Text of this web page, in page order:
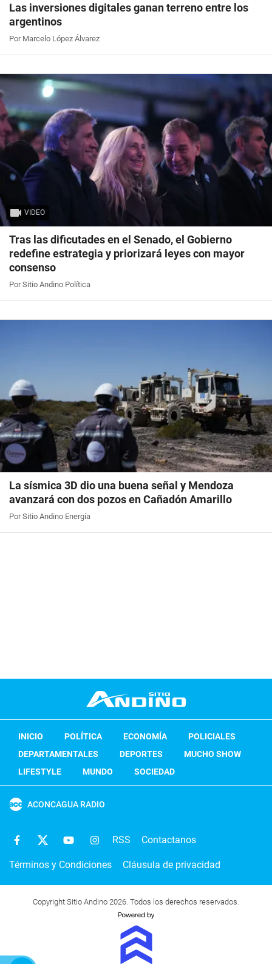
Las inversiones digitales ganan terreno entre los
argentinos
Por Marcelo López Álvarez
VIDEO
Tras las dificutades en el Senado, el Gobierno
redefine estrategia y priorizará leyes con mayor
consenso
Por Sitio Andino Política
La sísmica 3D dio una buena señal y Mendoza
avanzará con dos pozos en Cañadón Amarillo
Por Sitio Andino Energía
INICIO POLÍTICA ECONOMÍA
POLICIALES
DEPARTAMENTALES
DEPORTES
MUCHO SHOW
LIFESTYLE
MUNDO SOCIEDAD
ACONCAGUA RADIO
RSS Contactanos
Términos y Condiciones Cláusula de privacidad
Copyright Sitio Andino 2026. Todos los derechos reservados.